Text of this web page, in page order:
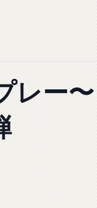
レー〜